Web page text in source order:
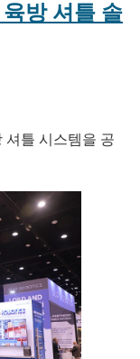
방 셔틀 솔
셔틀 시스템을 공